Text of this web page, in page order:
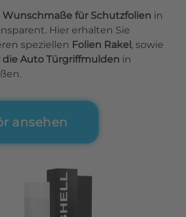
Wunschmaße für Schutzfolien in
Hier erhalten Sie
speziellen Folien Rakel , sowie
Auto Türgriffmulden in
ansehen